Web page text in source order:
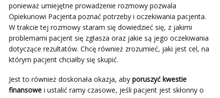
ponieważ umiejętne prowadzenie rozmowy pozwala
Opiekunowi Pacjenta poznać potrzeby i oczekiwania pacjenta.
W trakcie tej rozmowy staram się dowiedzieć się, z jakimi
problemami pacjent się zgłasza oraz jakie są jego oczekiwania
dotyczące rezultatów. Chcę również zrozumieć, jaki jest cel, na
którym pacjent chciałby się skupić.
Jest to również doskonała okazja, aby poruszyć kwestie
finansowe i ustalić ramy czasowe, jeśli pacjent jest skłonny o